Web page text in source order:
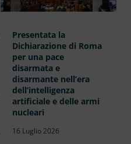
Presentata la
Dichiarazione di Roma
per una pace
disarmata e
disarmante nell’era
dell’intelligenza
artificiale e delle armi
nucleari
16 Luglio 2026